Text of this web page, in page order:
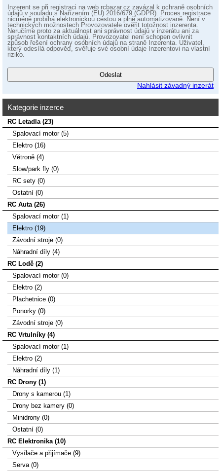
Inzerent se při registraci na web rcbazar.cz zavázal k ochraně osobních
údajů v souladu s Nařízením (EU) 2016/679 (GDPR). Proces registrace
nicméně probíhá elektronickou cestou a plně automatizovaně. Není v
technických možnostech Provozovatele ověřit totožnost inzerenta.
Neručíme proto za aktuálnost ani správnost údajů v inzerátu ani za
správnost kontaktních údajů. Provozovatel není schopen ovlivnit
způsob řešení ochrany osobních údajů na straně Inzerenta. Uživatel,
který odesílá odpověď, svěřuje své osobní údaje Inzerentovi na vlastní
riziko.
Nahlásit závadný inzerát
Kategorie inzerce
RC Letadla (23)
Spalovací­ motor (5)
Elektro (16)
Větroně (4)
Slow/park fly (0)
RC sety (0)
Ostatní (0)
RC Auta (26)
Spalovací motor (1)
Elektro (19)
Závodní stroje (0)
Náhradní díly (4)
RC Lodě (2)
Spalovací motor (0)
Elektro (2)
Plachetnice (0)
Ponorky (0)
Závodní stroje (0)
RC Vrtulníky (4)
Spalovací motor (1)
Elektro (2)
Náhradní díly (1)
RC Drony (1)
Drony s kamerou (1)
Drony bez kamery (0)
Minidrony (0)
Ostatní (0)
RC Elektronika (10)
Vysílače a přijímače (9)
Serva (0)